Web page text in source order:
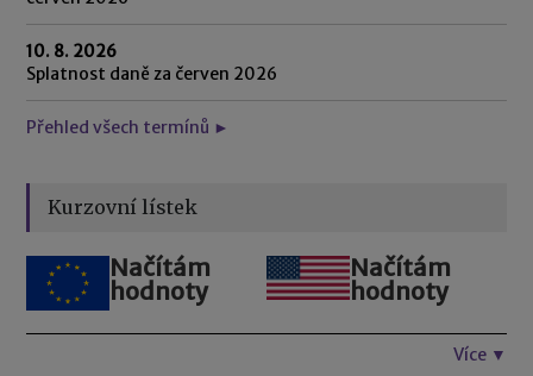
10. 8. 2026
Splatnost daně za červen 2026
Přehled všech termínů ►
Kurzovní lístek
Načítám
hodnoty
Načítám
hodnoty
Více ▼